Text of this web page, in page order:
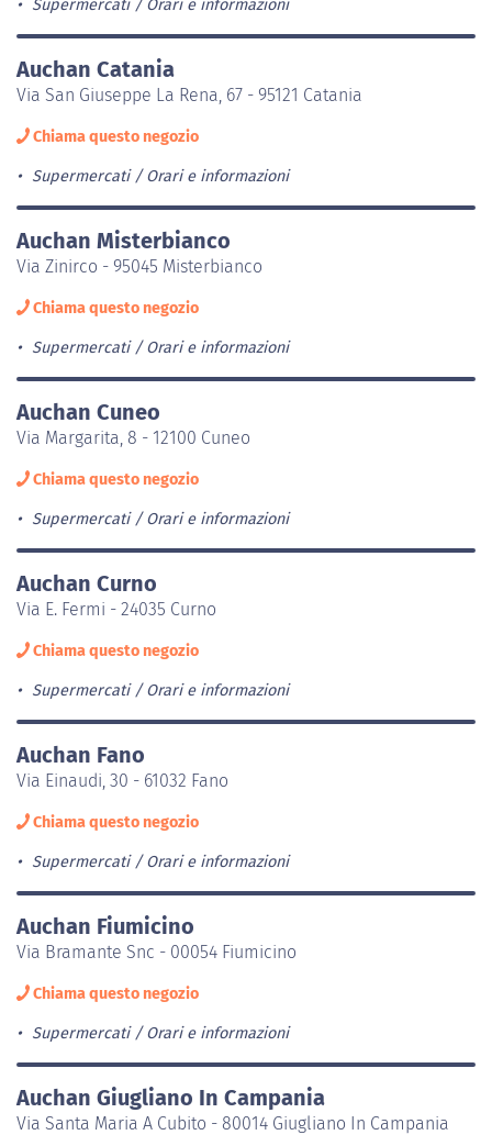
Supermercati Orari e informazioni
Auchan Catania
Via San Giuseppe La Rena, 67 - 95121 Catania
Chiama questo negozio
Supermercati Orari e informazioni
Auchan Misterbianco
Via Zinirco - 95045 Misterbianco
Chiama questo negozio
Supermercati Orari e informazioni
Auchan Cuneo
Via Margarita, 8 - 12100 Cuneo
Chiama questo negozio
Supermercati Orari e informazioni
Auchan Curno
Via E. Fermi - 24035 Curno
Chiama questo negozio
Supermercati Orari e informazioni
Auchan Fano
Via Einaudi, 30 - 61032 Fano
Chiama questo negozio
Supermercati Orari e informazioni
Auchan Fiumicino
Via Bramante Snc - 00054 Fiumicino
Chiama questo negozio
Supermercati Orari e informazioni
Auchan Giugliano In Campania
Via Santa Maria A Cubito - 80014 Giugliano In Campania